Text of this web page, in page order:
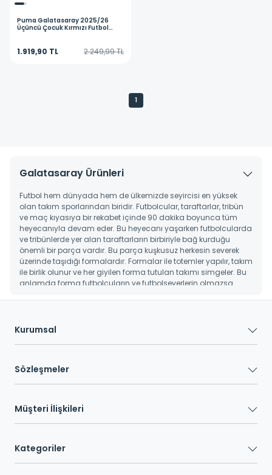
PumaGalatasaray 2025/26
Üçüncü Çocuk Kırmızı Futbol
1.919,90 TL 2.249,99 TL
1
Galatasaray Ürünleri
Futbol hem dünyada hem de ülkemizde seyircisi en yüksek
olan takım sporlarından biridir. Futbolcular, taraftarlar, tribün
ve maç kıyasıya bir rekabet içinde 90 dakika boyunca tüm
heyecanıyla devam eder. Bu heyecanı yaşarken futbolcularda
ve tribünlerde yer alan taraftarların birbiriyle bağ kurduğu
önemli bir parça vardır. Bu parça kuşkusuz herkesin severek
üzerinde taşıdığı formalardır. Formalar ile totemler yapılır, takım
ile birlik olunur ve her giyilen forma tutulan takımı simgeler. Bu
anlamda forma futbolcuların ve futbolseverlerin olmazsa
gibi ürün gruplarında bulunur. Sarı kırmızı renklere gönül
GS Forması Renkleri Nereden Geliyor?
1905 yılında kurulan Galatasaray sarı-kırmızı renkteki
formalarıyla büyük ilgi görür. GS forması sarı ve kırmızı
renkteki güllerden ilham alındığı öne sürülür. Bu anlamda
Galatasaray formasında bulunan her iki rengin özel bir
Kurumsal
Sözleşmeler
Müşteri İlişkileri
Kategoriler